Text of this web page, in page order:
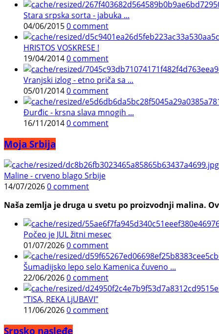
Stara srpska sorta - jabuka ...
04/06/20150 comment
HRISTOS VOSKRESE !
19/04/20140 comment
Vranjski izlog - etno priča sa ...
05/01/20140 comment
Đurđic - krsna slava mnogih ...
16/11/20140 comment
Moja Srbija
Maline - crveno blago Srbije
14/07/20260 comment
Naša zemlja je druga u svetu po proizvodnji malina.
Počeo je JUL žitni mesec
01/07/20260 comment
Šumadijsko lepo selo Kamenica čuveno ...
22/06/20260 comment
"TISA, REKA LjUBAVI"
11/06/20260 comment
Srpsko nasleđe